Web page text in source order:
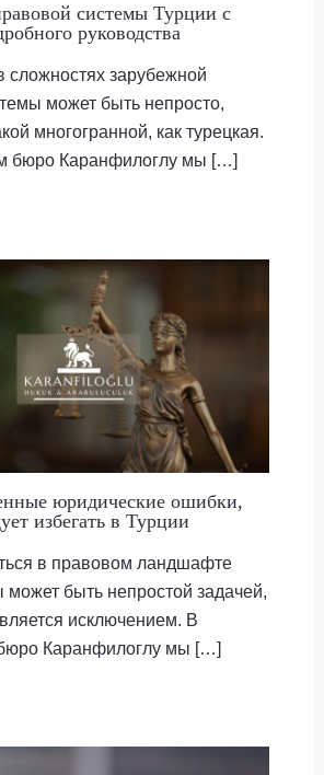
системы Турции с
руководства
сложностях зарубежной
может быть непросто,
многогранной, как турецкая.
бюро Каранфилоглу мы […]
юридические ошибки,
избегать в Турции
в правовом ландшафте
быть непростой задачей,
исключением. В
Каранфилоглу мы […]